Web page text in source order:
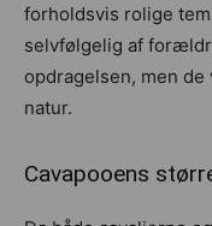
forholdsvis rolige
selvfølgelig af
opdragelsen, men
natur.
Cavapooens